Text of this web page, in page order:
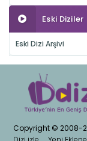
Eski Diziler
Eski Dizi Arşivi
Copyright © 2008-